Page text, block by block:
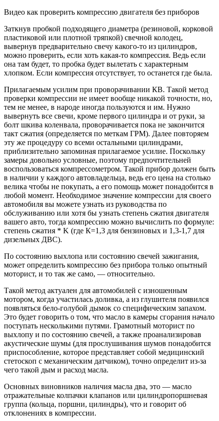
Видео как проверить компрессию двигателя без приборов
Заткнув пробкой подходящего диаметра (резиновой, корковой
пластиковой или плотной тряпкой) свечной колодец,
вывернув предварительно свечу какого-то из цилиндров,
можно проверить, если хоть какая-то компрессия. Ведь если
она там будет, то пробка будет вылетать с характерным
хлопком. Если компрессия отсутствует, то останется где была.
Прилагаемым усилим при проворачивании КВ. Такой метод
проверки компрессии не имеет вообще никакой точности, но,
тем не менее, в народе иногда пользуются и им. Нужно
вывернуть все свечи, кроме первого цилиндра и от руки, за
болт шкива коленвала, проворачивается пока не закончится
такт сжатия (определяется по меткам ГРМ). Далее повторяем
эту же процедуру со всеми остальными цилиндрами,
приблизительно запоминая прилагаемое усилие. Поскольку
замеры довольно условные, поэтому предпочтительней
воспользоваться компрессометром. Такой прибор должен быть
в наличии у каждого автовладельца, ведь его цена на столько
велика чтобы не покупать, а его помощь может понадобится в
любой момент. Необходимое значение компрессии для своего
автомобиля вы можете узнать из руководства по
обслуживанию или хотя бы узнать степень сжатия двигателя
вашего авто, тогда компрессию можно вычислить по формуле:
степень сжатия * K (где К=1,3 для бензиновых и 1,3-1,7 для
дизельных ДВС).
По состоянию выхлопа или состоянию свечей зажигания,
может определить компрессию без прибора только опытный
моторист, и то так же само, — относительно.
Такой метод актуален для автомобилей с изношенным
мотором, когда участилась доливка, а из глушителя появился
появляться бело-голубой дымок со специфическим запахом.
Это будет говорить о том, что масло в камеры сгорания начало
поступать несколькими путями. Грамотный моторист по
выхлопу и по состоянию свечей, а также проанализировав
акустические шумы (для прослушивания шумов понадобится
приспособление, которое представляет собой медицинский
стетоскоп с механическим датчиком), точно определит из-за
чего такой дым и расход масла.
Основных виновников наличия масла два, это — масло
отражательные колпачки клапанов или цилиндропоршневая
группа (кольца, поршни, цилиндры), что и говорит об
отклонениях в компрессии.